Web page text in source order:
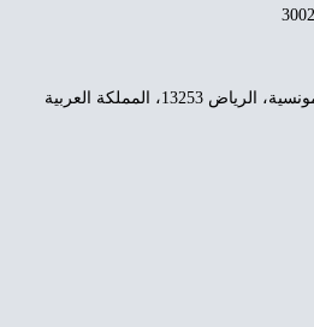
طريق الدمام، حي المونسية، الرياض 13253، المملكة العربية